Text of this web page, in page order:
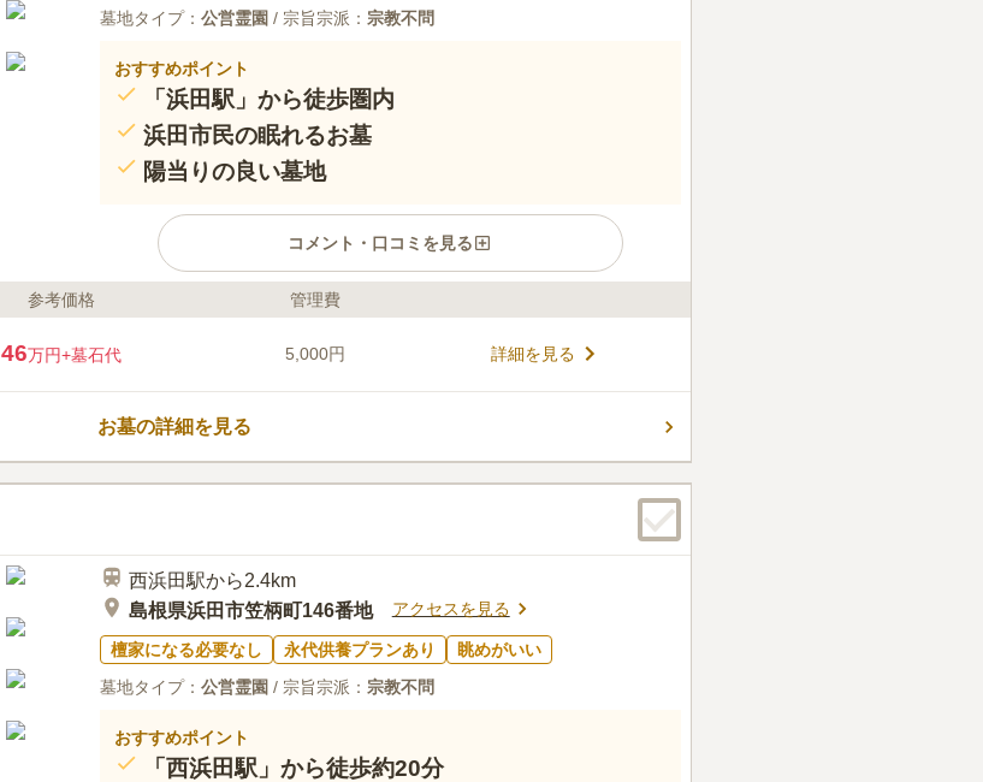
墓地タイプ： 公営霊園 / 宗旨宗派： 宗教不問
おすすめポイント
「浜田駅」から徒歩圏内
浜田市民の眠れるお墓
陽当りの良い墓地
コメント・口コミを見る
ライフドット編集部のコメント
ター」があり毎日多くの方が訪れます。人の気配を感じられる
ので、故人も寂しくありません。 墓域には緑の垣根が作られて
おり、あずま屋もあるので、周りに気兼ねなくゆっくりお参り
することができます。 国道9号線から近く駐車場も完備されて
いるので、車でのアクセスも良好です。
参考価格 管理費
46万円+墓石代 5,000円 詳細を見る
お墓の詳細を見る
西浜田駅から2.4km
島根県浜田市笠柄町146番地
アクセスを見る
檀家になる必要なし 永代供養プランあり
眺めがいい
墓地タイプ： 公営霊園 / 宗旨宗派： 宗教不問
おすすめポイント
「西浜田駅」から徒歩約20分